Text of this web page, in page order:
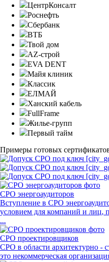
ЦентрКонсалт
Роснефть
Сбербанк
ВТБ
Твой дом
AZ-строй
EVA DENT
Майя клиник
Классик
ЕЛМАЙ
Ханский кабель
FullFrame
Жилье-групп
Первый тайм
Примеры готовых
СРО энергоаудиторов
Вступление в СРО
условием для компаний и лиц,
...
СРО проектировщиков
СРО в области архитектурно -
это некоммерческая